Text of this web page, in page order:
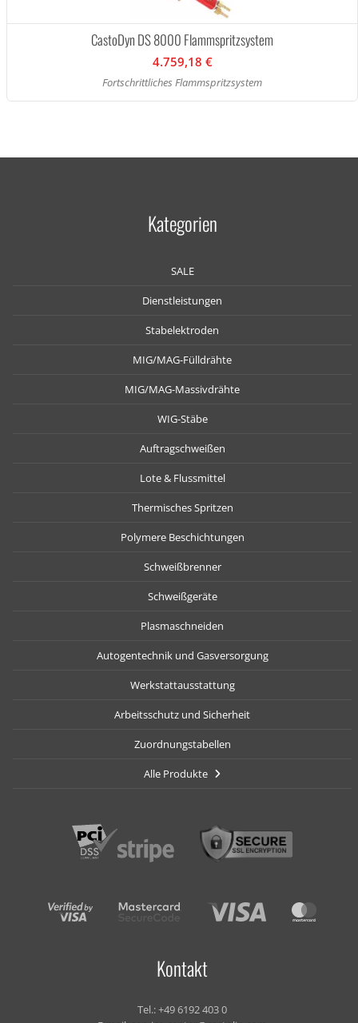
CastoDyn DS 8000 Flammspritzsystem
4.759,18 €
Fortschrittliches Flammspritzsystem
Kategorien
SALE
Dienstleistungen
Stabelektroden
MIG/MAG-Fülldrähte
MIG/MAG-Massivdrähte
WIG-Stäbe
Auftragschweißen
Lote & Flussmittel
Thermisches Spritzen
Polymere Beschichtungen
Schweißbrenner
Schweißgeräte
Plasmaschneiden
Autogentechnik und Gasversorgung
Werkstattausstattung
Arbeitsschutz und Sicherheit
Zuordnungstabellen
Alle Produkte
Kontakt
Tel.:+49 6192 403 0